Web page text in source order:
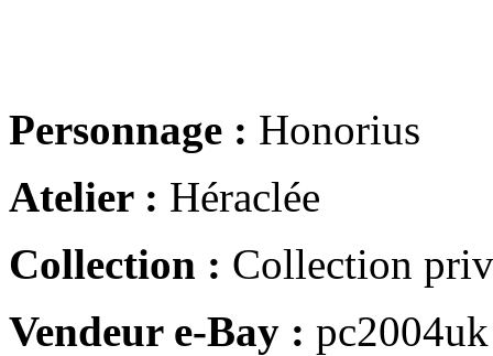
Personnage : Honorius
Atelier : Héraclée
Collection : Collection
Vendeur e-Bay : pc2004uk